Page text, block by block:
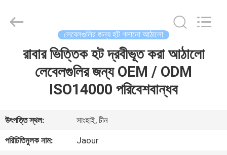
আমাদের
সম্পর্কে
Adhesive
Products
লেবেলগুলির জন্য হট গলানো আঠালো
রাবার ভিত্তিক হট দ্রবীভূত করা আঠালো
লেবেলগুলির জন্য OEM / ODM
ISO14000 পরিবেশবান্ধব
উৎপত্তি স্থল:
সাংহাই, চীন
পরিচিতিমুলক নাম:
Jaour